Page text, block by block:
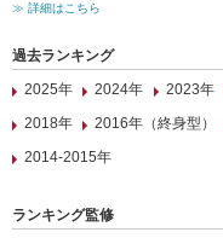
≫ 詳細はこちら
過去ランキング
2025年
2024年 2023年
2018年
2016年（終身型）
2014-2015年
ランキング監修